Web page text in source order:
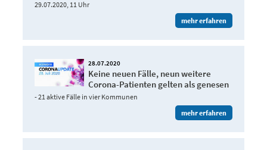
29.07.2020, 11 Uhr
mehr erfahren
28.07.2020
Keine neuen Fälle, neun weitere
Corona-Patienten gelten als genesen
- 21 aktive Fälle in vier Kommunen
mehr erfahren